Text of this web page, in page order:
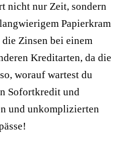
nicht nur Zeit, sondern
Papierkram
Zinsen bei einem
Kreditarten, da die
worauf wartest du
Sofortkredit und
und unkomplizierten